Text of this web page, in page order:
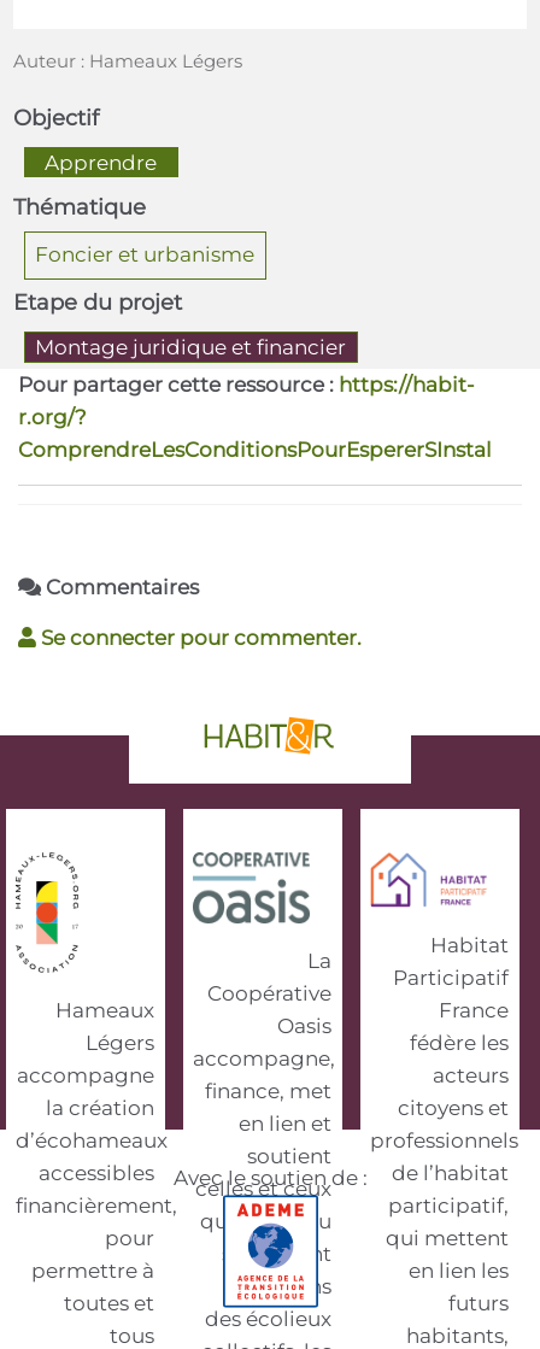
Auteur : Hameaux Légers
Objectif
  Apprendre
Thématique
Foncier et urbanisme
Etape du projet
Montage juridique et financier
Pour partager cette ressource : https://habit-
r.org/?
ComprendreLesConditionsPourEspererSInstal
Commentaires
Se connecter pour commenter.
phrase d'accroche
Hameaux
Légers
accompagne
la création
d’écohameaux
accessibles
financièrement,
pour
permettre à
toutes et
tous
La
Coopérative
Oasis
accompagne,
finance, met
en lien et
soutient
celles et ceux
qui vivent ou
souhaitent
vivre dans
des écolieux
Habitat
Participatif
France
fédère les
acteurs
citoyens et
professionnels
de l’habitat
participatif,
qui mettent
en lien les
futurs
habitants,
Avec le soutien de :